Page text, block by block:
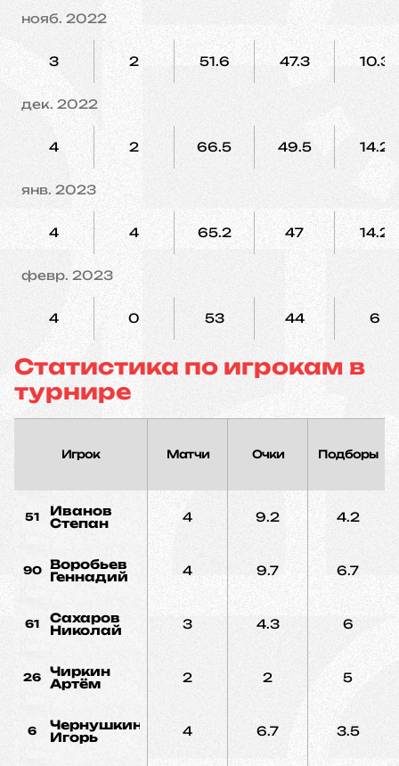
нояб. 2022
3 2 51.6 47.3 10.3
дек. 2022
4 2 66.5 49.5 14.2
янв. 2023
4 4 65.2 47 14.2
февр. 2023
4 0 53 44 6
Статистика по игрокам в
турнире
Игрок Матчи Очки Подборы
51
Иванов
Степан
4 9.2 4.2
90
Воробьев
Геннадий
4 9.7 6.7
61
Сахаров
Николай
3 4.3 6
26
Чиркин
Артём
2 2 5
6
Чернушкин
Игорь
4 6.7 3.5